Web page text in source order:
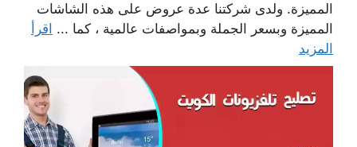
المميزة. ولدى شركتنا عدة عروض على هذه الشاشات
المميزة وبسعر الجملة وبمواصفات عالمية ، كما ... اقرأ
المزيد